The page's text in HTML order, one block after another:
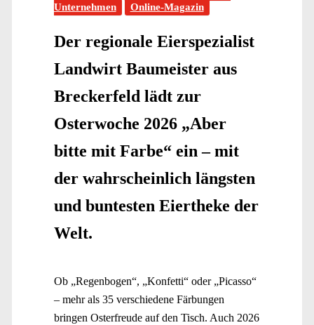
Unternehmen
Online-Magazin
Der regionale Eierspezialist
Landwirt Baumeister aus
Breckerfeld lädt zur
Osterwoche 2026 „Aber
bitte mit Farbe“ ein – mit
der wahrscheinlich längsten
und buntesten Eiertheke der
Welt.
Ob „Regenbogen“, „Konfetti“ oder „Picasso“
– mehr als 35 verschiedene Färbungen
bringen Osterfreude auf den Tisch. Auch 2026